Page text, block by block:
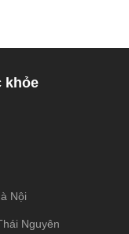
khỏe
Nội
Nguyên